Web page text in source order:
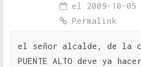
el 2009-10-
Permalink
el señor alcalde, de la
PUENTE ALTO deve ya